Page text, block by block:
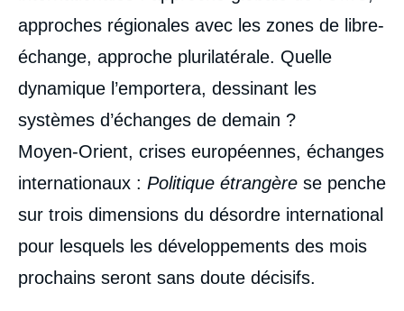
approches régionales avec les zones de libre-
échange, approche plurilatérale. Quelle
dynamique l’emportera, dessinant les
systèmes d’échanges de demain ?
Moyen-Orient, crises européennes, échanges
internationaux : Politique étrangère se penche
sur trois dimensions du désordre international
pour lesquels les développements des mois
prochains seront sans doute décisifs.